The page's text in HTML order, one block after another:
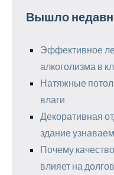
Вышло
Эффективное
алкоголизма в
Натяжные
влаги
Декоративная
здание
Почему
влияет на